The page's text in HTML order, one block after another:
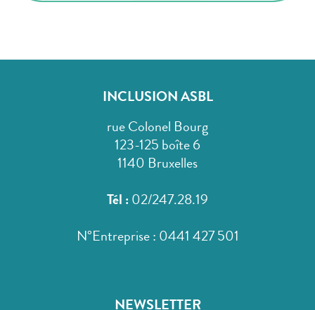
INCLUSION ASBL
rue Colonel Bourg
123-125 boîte 6
1140 Bruxelles
Tél : 02/247.28.19
N°Entreprise : 0441 427 501
NEWSLETTER